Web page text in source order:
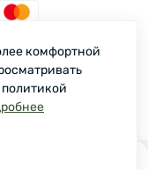
комфортной